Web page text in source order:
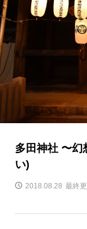
多田神社 〜幻
い)
2018.08.28 最終